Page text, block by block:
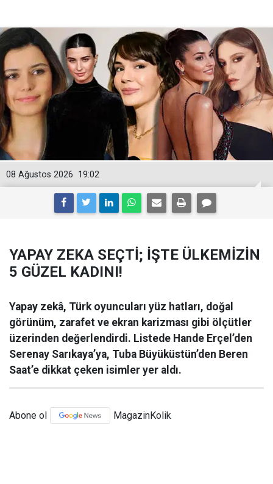
19:02
08 Ağustos 2026
YAPAY ZEKA SEÇTİ; İŞTE ÜLKEMİZİN
5 GÜZEL KADINI!
Yapay zekâ, Türk oyuncuları yüz hatları, doğal
görünüm, zarafet ve ekran karizması gibi ölçütler
üzerinden değerlendirdi. Listede Hande Erçel’den
Serenay Sarıkaya’ya, Tuba Büyüküstün’den Beren
Saat’e dikkat çeken isimler yer aldı.
Abone ol MagazinKolik